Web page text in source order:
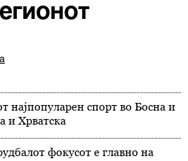
најпопуларен спорт во Босна и
и Хрватска
фокусот е главно на